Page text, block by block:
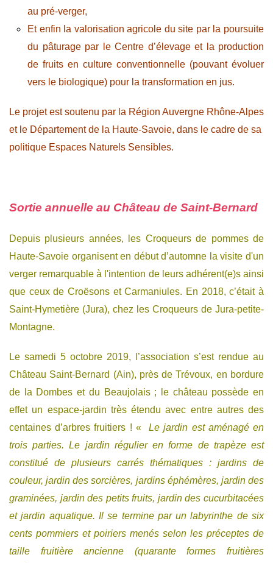
au pré-verger,
Et enfin la valorisation agricole du site par la poursuite
du pâturage par le Centre d’élevage et la production
de fruits en culture conventionnelle (pouvant évoluer
vers le biologique) pour la transformation en jus.
Le projet est soutenu par la Région Auvergne Rhône-Alpes
et le Département de la Haute-Savoie, dans le cadre de sa
politique Espaces Naturels Sensibles.
Sortie annuelle au Château de Saint-Bernard
Depuis plusieurs années, les Croqueurs de pommes de
Haute-Savoie organisent en début d’automne la visite d'un
verger remarquable à l'intention de leurs adhérent(e)s ainsi
que ceux de Croësons et Carmaniules. En 2018, c’était à
Saint-Hymetière (Jura), chez les Croqueurs de Jura-petite-
Montagne.
Le samedi 5 octobre 2019, l’association s’est rendue au
Château Saint-Bernard (Ain), près de Trévoux, en bordure
de la Dombes et du Beaujolais ; le château possède en
effet un espace-jardin très étendu avec entre autres des
centaines d’arbres fruitiers ! «Le jardin est aménagé en
trois parties. Le jardin régulier en forme de trapèze est
constitué de plusieurs carrés thématiques : jardins de
couleur, jardin des sorcières, jardins éphémères, jardin des
graminées, jardin des petits fruits, jardin des cucurbitacées
et jardin aquatique. Il se termine par un labyrinthe de six
cents pommiers et poiriers menés selon les préceptes de
taille fruitière ancienne (quarante formes fruitières